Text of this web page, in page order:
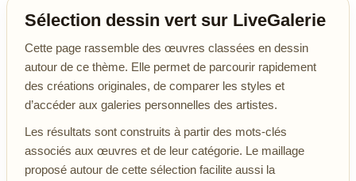
Sélection dessin vert sur LiveGalerie
Cette page rassemble des œuvres classées en dessin
autour de ce thème. Elle permet de parcourir rapidement
des créations originales, de comparer les styles et
d’accéder aux galeries personnelles des artistes.
Les résultats sont construits à partir des mots-clés
associés aux œuvres et de leur catégorie. Le maillage
proposé autour de cette sélection facilite aussi la